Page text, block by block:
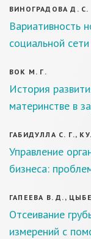
ВИНОГРАДОВА Д. С.
Вариативность
социальной
ВОК М. Г.
История
материнстве в
ГАБИДУЛЛА С. Г.,
Управление
бизнеса:
ГАПЕЕВА В. Д.,
Отсеивание
измерений с